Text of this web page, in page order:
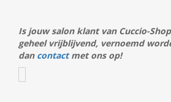
Is jouw salon klant van Cuccio-
geheel vrijblijvend, vernoemd
dan contactmet ons op!